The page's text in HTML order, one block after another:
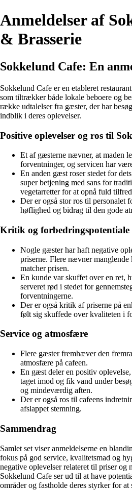
Anmeldelser af
& Brasserie
Sokkelund Cafe: En
Sokkelund Cafe er en etableret
som tiltrækker både lokale beboere og
række udtalelser fra gæster, der har
indblik i deres oplevelser.
Positive oplevelser og ros til
Et af gæsterne nævner, at maden
forventninger, og servicen har
En anden gæst roser stedet for
super betjening med sans for
vegetarretter for at opnå fuld
Der er også stor ros til personalet
høflighed og bidrag til den gode
Kritik og forbedringspotentiale
Nogle gæster har haft negative
priserne. Flere nævner
matcher prisen.
En kunde var skuffet over en ret,
serveret rød i stedet for
forventningerne.
Der er også kritik af priserne på
følt sig skuffede over kvaliteten i
Service og atmosfære
Flere gæster fremhæver den
atmosfære på cafeen.
En gæst deler en positiv
taget imod og fik vand under
og mindeværdig aften.
Der er også ros til cafeens
afslappet stemning.
Sammendrag
Samlet set viser anmeldelserne en
fokus på god service, kvalitetsmad og
negative oplevelser relateret til priser og
Sokkelund Cafe ser ud til at have
områder og fastholde deres styrker for